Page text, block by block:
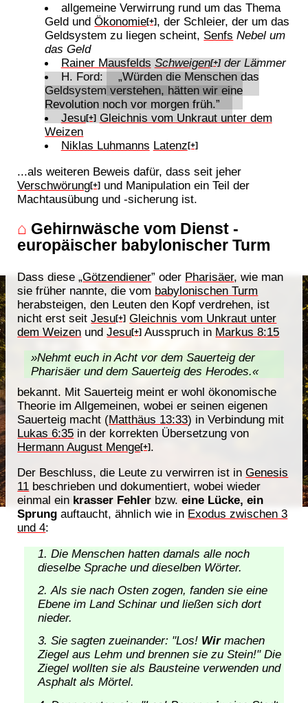
allgemeine Verwirrung rund um das Thema
Geld undÖkonomie[+] , der Schleier, der um das
Geldsystem zu liegen scheint, Senfs Nebel um
das Geld
Rainer Mausfelds Schweigen[+]der Lämmer
H. Ford:
„Würden die Menschen das
Geldsystem verstehen, hätten wir eine
Revolution noch vor morgen früh.”
Jesu[+] Gleichnis vom Unkraut unter dem
Weizen
Niklas Luhmanns Latenz [+]
...als weiteren Beweis dafür, dass seit jeher
Verschwörung[+] und Manipulation ein Teil der
Machtausübung und -sicherung ist.
⌂ Gehirnwäsche vom Dienst -
europäischer babylonischer Turm
Dass diese „Götzendiener” oder Pharisäer, wie man
sie früher nannte, die vom babylonischen Turm
herabsteigen, den Leuten den Kopf verdrehen, ist
nicht erst seitJesu[+] Gleichnis vom Unkraut unter
dem Weizen undJesu[+] Ausspruch in Markus 8:15
»Nehmt euch in Acht vor dem Sauerteig der
Pharisäer und dem Sauerteig des Herodes.«
bekannt. Mit Sauerteig meint er wohl ökonomische
Theorie im Allgemeinen, wobei er seinen eigenen
Sauerteig macht (Matthäus 13:33) in Verbindung mit
Lukas 6:35 in der korrekten Übersetzung von
Hermann August Menge[+] .
Der Beschluss, die Leute zu verwirren ist inGenesis
11 beschrieben und dokumentiert, wobei wieder
einmal ein krasser Fehler bzw.eine Lücke, ein
Sprung auftaucht, ähnlich wie in Exodus zwischen 3
und 4:
Die Menschen hatten damals alle noch
dieselbe Sprache und dieselben Wörter.
Als sie nach Osten zogen, fanden sie eine
Ebene im Land Schinar und ließen sich dort
nieder.
Sie sagten zueinander: "Los! Wirmachen
Ziegel aus Lehm und brennen sie zu Stein!" Die
Ziegel wollten sie als Bausteine verwenden und
Asphalt als Mörtel.